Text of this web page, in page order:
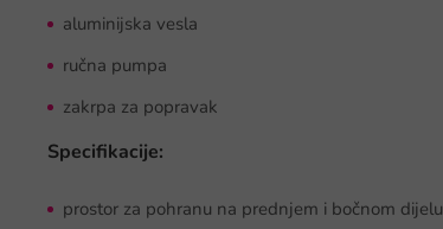
aluminijska vesla
ručna pumpa
zakrpa za popravak
Specifikacije:
prostor za pohranu na prednjem i bočnom dijelu